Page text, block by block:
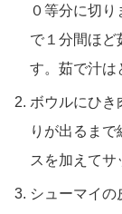
０等分に切
で１分間ほど
す。茹で汁は
ボウルにひき
りが出るま
スを加えてサ
シューマイの